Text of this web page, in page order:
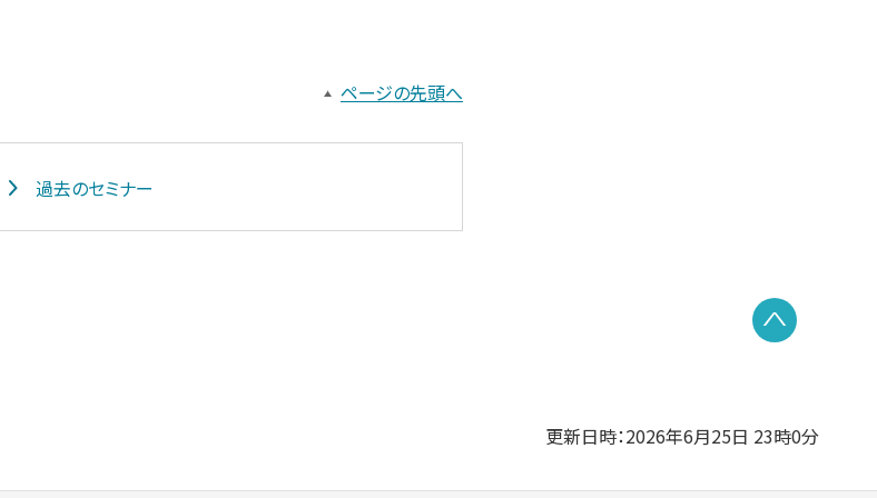
ページの先頭へ
過去のセミナー
更新日時：2026年6月25日 23時0分